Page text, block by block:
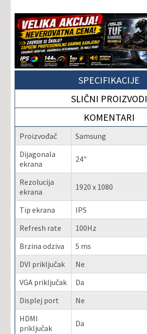
SPECIFIKACIJE
SLIČNI PROIZVODI
KOMENTARI
Proizvođač
Samsung
Dijagonala
ekrana
24"
Rezolucija
ekrana
1920 x 1080
Tip ekrana
IPS
Refresh rate
100Hz
Brzina odziva
5 ms
DVI priključak
Ne
VGA priključak
Da
Displej port
Ne
HDMI
priključak
Da